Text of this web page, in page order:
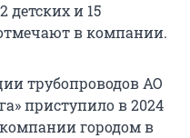
детских и 15
в компании.
трубопроводов АО
приступило в 2024
городом в